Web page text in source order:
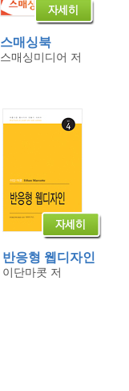
스매싱북
스매싱미디어 저
반응형 웹디자인
이단마콧 저